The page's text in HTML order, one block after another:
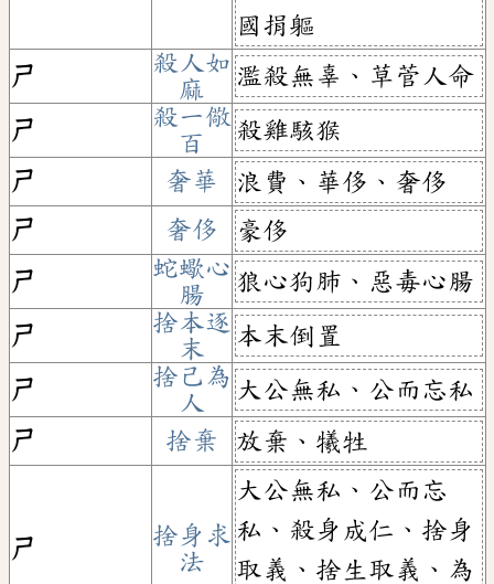
國捐軀
ㄕ
殺人如
麻
濫殺無辜、草菅人命
ㄕ
殺一儆
百
殺雞駭猴
ㄕ
奢華
浪費、華侈、奢侈
ㄕ
奢侈
豪侈
ㄕ
蛇蠍心
腸
狼心狗肺、惡毒心腸
ㄕ
捨本逐
末
本末倒置
ㄕ
捨己為
人
大公無私、公而忘私
ㄕ
捨棄 放棄、犧牲
ㄕ
捨身求
法
大公無私、公而忘
私、殺身成仁、捨身
取義、捨生取義、為